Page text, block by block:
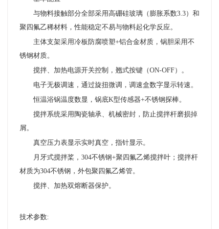
与物料接触部分全部采用高硼硅玻璃（膨胀系数3.3）和
聚四氟乙稀材料，性能稳定不易与物料起化学反应。
主体支架采用冷板防腐喷塑+铝合金材质，锅胆采用不
锈钢材质。
搅拌、加热电源开关控制，翘式按键（ON-OFF）。
电子无极调速，通过旋扭微调，调速盒数字显示转速。
恒温浴锅温度数显，锅底K型传感器+不锈钢探棒。
搅拌系统采用陶瓷轴承、机械密封，防止搅拌杆磨损掉
屑。
真空压力表显示实时真空，指针显示。
月牙式搅拌桨，304不锈钢+聚四氟乙烯搅拌叶；搅拌杆
材质为304不锈钢，外包聚四氟乙烯管。
搅拌、加热双熔断器保护。
技术参数: